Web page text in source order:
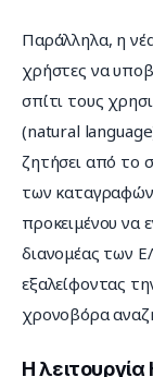
Παράλληλα, η
χρήστες να
σπίτι τους
(natural
ζητήσει από το
των καταγραφών
προκειμένου να
διανομέας των
εξαλείφοντας
χρονοβόρα
Η